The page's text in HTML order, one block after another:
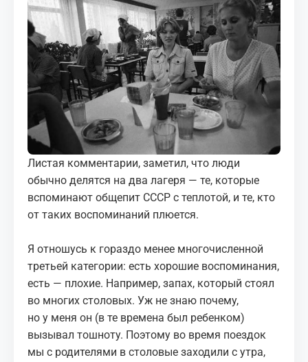
КОРТЫ
КОНТАКТЫ
UZ-PIN
Листая комментарии, заметил, что люди
обычно делятся на два лагеря — те, которые
вспоминают общепит СССР с теплотой, и те, кто
от таких воспоминаний плюется.
Я отношусь к гораздо менее многочисленной
третьей категории: есть хорошие воспоминания,
есть — плохие. Например, запах, который стоял
во многих столовых. Уж не знаю почему,
но у меня он (в те времена был ребенком)
вызывал тошноту. Поэтому во время поездок
мы с родителями в столовые заходили с утра,